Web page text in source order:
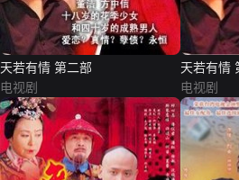
天若有情 第二部
电视剧
天若有情
电视剧